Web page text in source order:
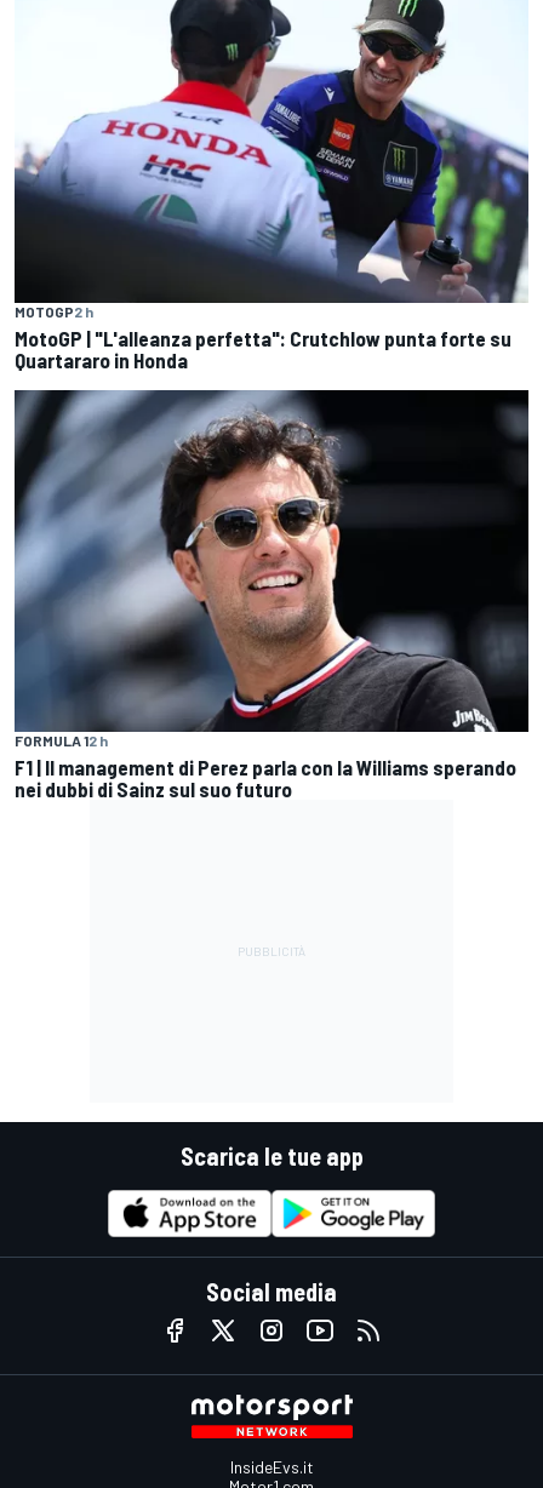
MOTOGP2 h
MotoGP | "L'alleanza perfetta": Crutchlow punta forte su
Quartararo in Honda
FORMULA 12 h
F1 | Il management di Perez parla con la Williams sperando
nei dubbi di Sainz sul suo futuro
Scarica le tue app
Social media
InsideEvs.it